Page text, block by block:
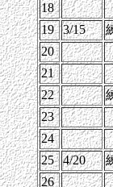
18
19
3/15
20
21
22
23
24
25
4/20
26